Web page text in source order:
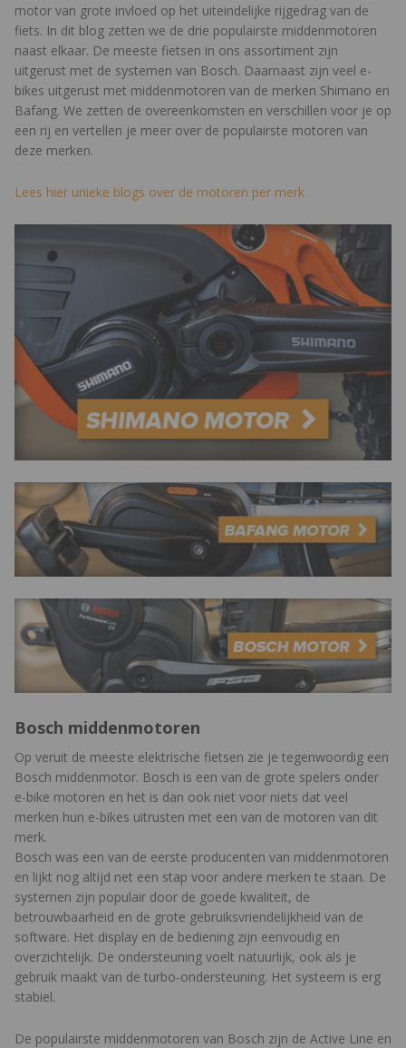
motor van grote invloed op het uiteindelijke rijgedrag van de
fiets. In dit blog zetten we de drie populairste middenmotoren
naast elkaar. De meeste fietsen in ons assortiment zijn
uitgerust met de systemen van Bosch. Daarnaast zijn veel e-
bikes uitgerust met middenmotoren van de merken Shimano en
Bafang. We zetten de overeenkomsten en verschillen voor je op
een rij en vertellen je meer over de populairste motoren van
deze merken.
Lees hier unieke blogs over de motoren per merk
Bosch middenmotoren
Op veruit de meeste elektrische fietsen zie je tegenwoordig een
Bosch middenmotor. Bosch is een van de grote spelers onder
e-bike motoren en het is dan ook niet voor niets dat veel
merken hun e-bikes uitrusten met een van de motoren van dit
merk.
Bosch was een van de eerste producenten van middenmotoren
en lijkt nog altijd net een stap voor andere merken te staan. De
systemen zijn populair door de goede kwaliteit, de
betrouwbaarheid en de grote gebruiksvriendelijkheid van de
software. Het display en de bediening zijn eenvoudig en
overzichtelijk. De ondersteuning voelt natuurlijk, ook als je
gebruik maakt van de turbo-ondersteuning. Het systeem is erg
stabiel.
De populairste middenmotoren van Bosch zijn de Active Line en